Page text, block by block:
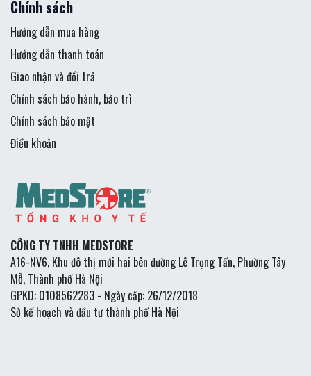
Chính sách
Hướng dẫn mua hàng
Hướng dẫn thanh toán
Giao nhận và đổi trả
Chính sách bảo hành, bảo trì
Chính sách bảo mật
Điều khoản
CÔNG TY TNHH MEDSTORE
A16-NV6, Khu đô thị mới hai bên đường Lê Trọng Tấn, Phường Tây
Mỗ, Thành phố Hà Nội
GPKD: 0108562283 - Ngày cấp: 26/12/2018
Sở kế hoạch và đầu tư thành phố Hà Nội